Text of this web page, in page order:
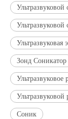
Ультразвуковой
Зонд Соникатор
Ультразвуковое
Ультразвуковой
Соник